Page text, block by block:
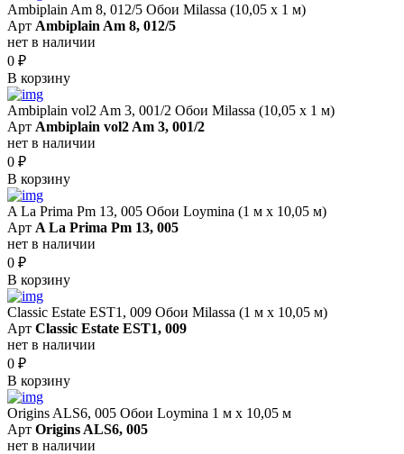
Ambiplain Am 8, 012/5 Обои Milassa (10,05 х 1 м)
Арт Ambiplain Am 8, 012/5
нет в наличии
0 ₽
В корзину
Ambiplain vol2 Am 3, 001/2 Обои Milassa (10,05 х 1 м)
Арт Ambiplain vol2 Am 3, 001/2
нет в наличии
0 ₽
В корзину
A La Prima Pm 13, 005 Обои Loymina (1 м х 10,05 м)
Арт A La Prima Pm 13, 005
нет в наличии
0 ₽
В корзину
Classic Estate EST1, 009 Обои Milassa (1 м х 10,05 м)
Арт Classic Estate EST1, 009
нет в наличии
0 ₽
В корзину
Origins ALS6, 005 Обои Loymina 1 м х 10,05 м
Арт Origins ALS6, 005
нет в наличии